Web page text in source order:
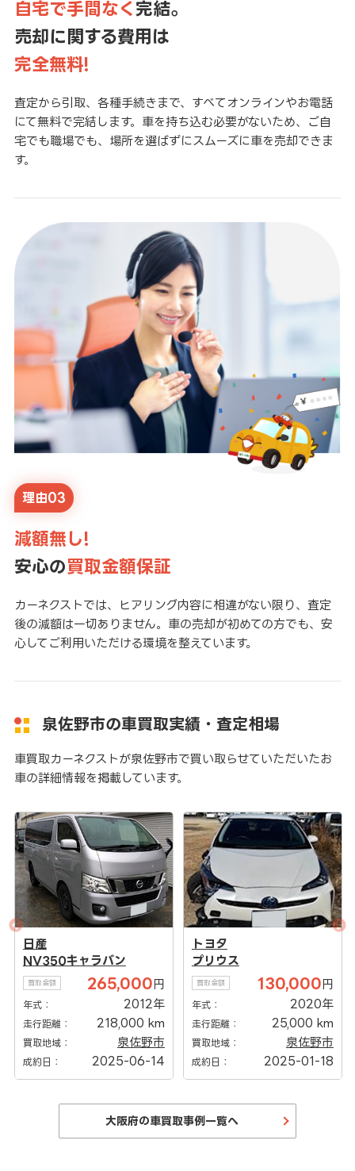
自宅で手間なく 完結。
売却に関する費用は
完全無料!
査定から引取、各種手続きまで、すべてオンラインやお電話
にて無料で完結します。車を持ち込む必要がないため、ご自
宅でも職場でも、場所を選ばずにスムーズに車を売却できま
す。
理由03
減額無し!
安心の買取金額保証
カーネクストでは、ヒアリング内容に相違がない限り、査定
後の減額は一切ありません。車の売却が初めての方でも、安
心してご利用いただける環境を整えています。
泉佐野市の車買取実績・査定相場
車買取カーネクストが泉佐野市で買い取らせていただいたお
車の詳細情報を掲載しています。
日産
NV350キャラバン
買取金額 265,000 円
年式： 2012年
走行距離： 218,000 km
買取地域： 泉佐野市
成約日： 2025-06-14
トヨタ
プリウス
買取金額 130,000 円
年式： 2020年
走行距離： 25,000 km
買取地域： 泉佐野市
成約日： 2025-01-18
大阪府の車買取事例一覧へ